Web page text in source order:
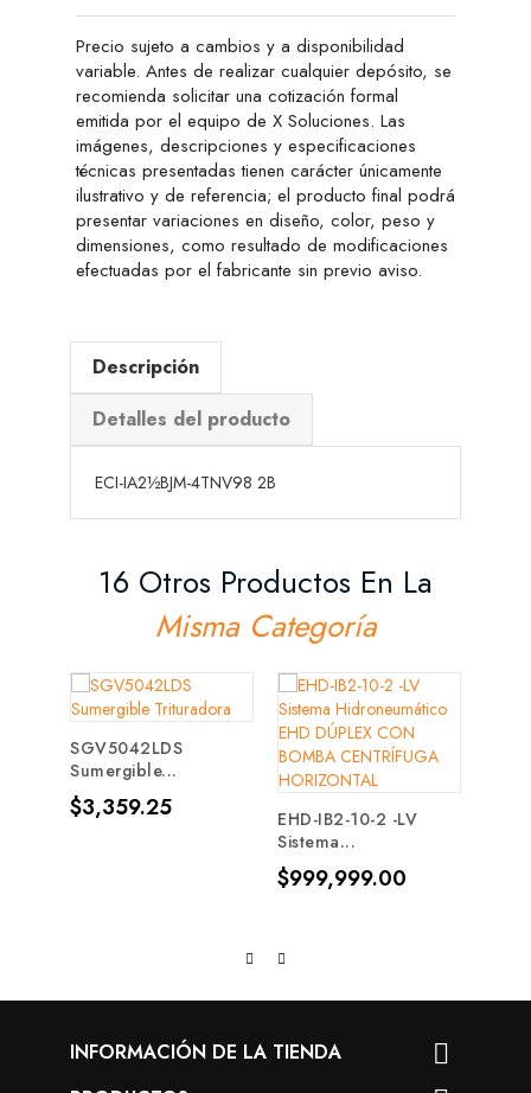
Precio sujeto a cambios y a disponibilidad
variable. Antes de realizar cualquier depósito, se
recomienda solicitar una cotización formal
emitida por el equipo de X Soluciones. Las
imágenes, descripciones y especificaciones
técnicas presentadas tienen carácter únicamente
ilustrativo y de referencia; el producto final podrá
presentar variaciones en diseño, color, peso y
dimensiones, como resultado de modificaciones
efectuadas por el fabricante sin previo aviso.
Descripción
Detalles del producto
ECI-IA2½BJM-4TNV98 2B
16 Otros Productos En La
Misma Categoría
SGV5042LDS
Sumergible...
Precio
$3,359.25
EHD-IB2-10-2 -LV
Sistema...
Precio
$999,999.00
INFORMACIÓN DE LA TIENDA 